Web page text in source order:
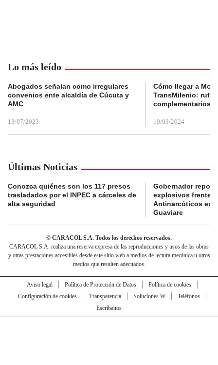
Lo más leído
Abogados señalan como irregulares
convenios ente alcaldía de Cúcuta y
AMC
13/07/2023
Cómo llegar a
TransMilenio:
complementarios
19/03/2024
Últimas Noticias
Conozca quiénes son los 117 presos
trasladados por el INPEC a cárceles de
alta seguridad
Gobernador
explosivos frente a
Antinarcóticos en
Guaviare
© CARACOL S.A. Todos los derechos reservados.
CARACOL S.A. realiza una reserva expresa de las reproducciones y usos de las obras
y otras prestaciones accesibles desde este sitio web a medios de lectura mecánica u otros
medios que resulten adecuados.
Aviso legal Política de Protección de Datos
Política de cookies
Configuración de cookies
Transparencia Soluciones W
Teléfonos
Escríbanos